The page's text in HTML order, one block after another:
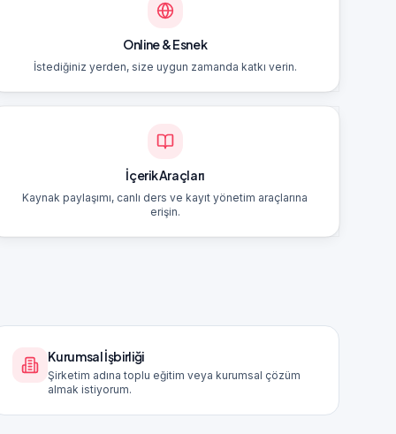
Online & Esnek
İstediğiniz yerden, size uygun zamanda katkı verin.
İçerik Araçları
Kaynak paylaşımı, canlı ders ve kayıt yönetim araçlarına
erişin.
Kurumsal İşbirliği
Şirketim adına toplu eğitim veya kurumsal çözüm
almak istiyorum.